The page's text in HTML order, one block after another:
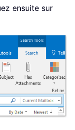
ensuite sur